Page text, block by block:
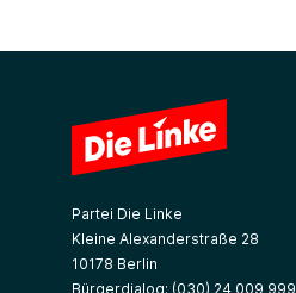
Partei Die Linke
Kleine Alexanderstraße 28
10178 Berlin
Bürgerdialog: (030) 24 009 999